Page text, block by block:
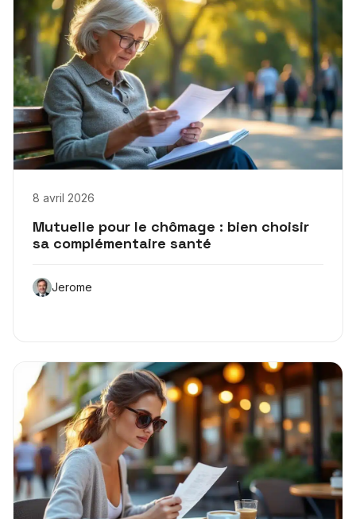
8 avril 2026
Mutuelle pour le chômage : bien choisir
sa complémentaire santé
Jerome